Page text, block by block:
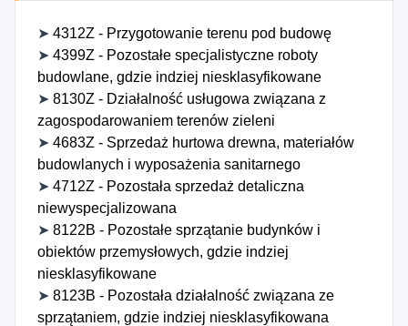
➤ 4312Z - Przygotowanie terenu pod budowę
➤ 4399Z - Pozostałe specjalistyczne roboty
budowlane, gdzie indziej niesklasyfikowane
➤ 8130Z - Działalność usługowa związana z
zagospodarowaniem terenów zieleni
➤ 4683Z - Sprzedaż hurtowa drewna, materiałów
budowlanych i wyposażenia sanitarnego
➤ 4712Z - Pozostała sprzedaż detaliczna
niewyspecjalizowana
➤ 8122B - Pozostałe sprzątanie budynków i
obiektów przemysłowych, gdzie indziej
niesklasyfikowane
➤ 8123B - Pozostała działalność związana ze
sprzątaniem, gdzie indziej niesklasyfikowana